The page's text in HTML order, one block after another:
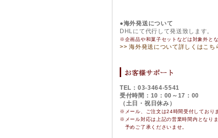
●海外発送について
DHLにて代行して発送致します。
※企画品や和菓子セットなどは対象外と
>> 海外発送について詳しくはこち
TEL：03-3464-5541
受付時間：10：00～17：00
（土日・祝日休み）
※メール、ご注文は24時間受付しており
※ メール対応は上記の営業時間内となり
予めご了承くださいませ。